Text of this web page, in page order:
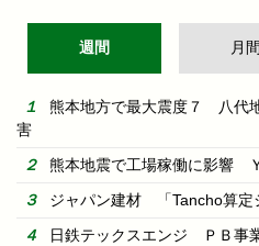
週間 月間
熊本地方で最大震度７ 八代
害
熊本地震で工場稼働に影響
ジャパン建材 「Tancho算定
日鉄テックスエンジ ＰＢ事